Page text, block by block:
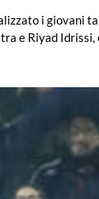
i giovani
e Riyad Idrissi,